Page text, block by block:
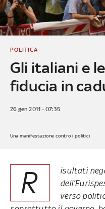
Gli italiani e
fiducia in
POLITICA
26 gen 2011 - 07:35
Una manifestazione contro i politici
R
isultati
verso